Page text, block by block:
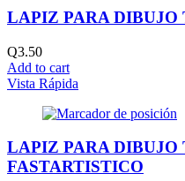
LAPIZ PARA DIBUJO
Q3.50
Add to cart
Vista Rápida
LAPIZ PARA DIBUJO
FASTARTISTICO